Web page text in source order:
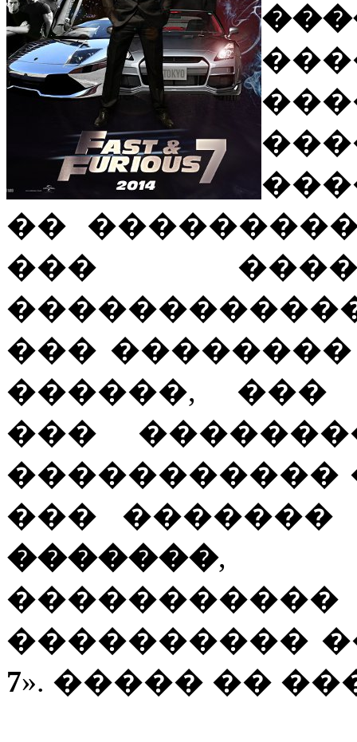
��
���
���
������,
���
�����������
���
�������,
����������
7». ����� �� ���